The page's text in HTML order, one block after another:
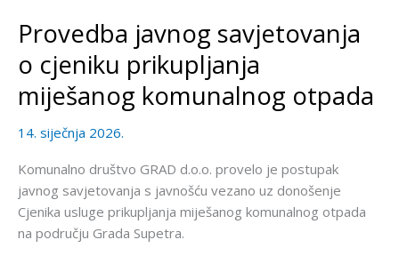
Provedba javnog savjetovanja
o cjeniku prikupljanja
miješanog komunalnog otpada
14. siječnja 2026.
Komunalno društvo GRAD d.o.o. provelo je postupak
javnog savjetovanja s javnošću vezano uz donošenje
Cjenika usluge prikupljanja miješanog komunalnog otpada
na području Grada Supetra.
Provedba
savjetovanja
o
cjeniku
prikupljanja
komunalnog
otpada